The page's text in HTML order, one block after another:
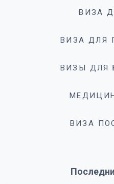
ВИЗА
ВИЗА ДЛЯ
ВИЗЫ ДЛЯ
ВИЗА